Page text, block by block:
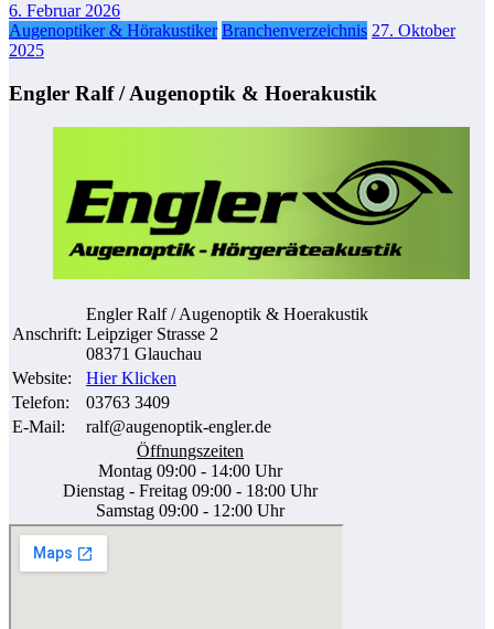
6. Februar 2026
Augenoptiker & Hörakustiker Branchenverzeichnis 27. Oktober
2025
Engler Ralf / Augenoptik & Hoerakustik
Anschrift:
Engler Ralf / Augenoptik & Hoerakustik
Leipziger Strasse 2
08371 Glauchau
Website:
Hier Klicken
Telefon:
03763 3409
E-Mail:
ralf@augenoptik-engler.de
Öffnungszeiten
Montag 09:00 - 14:00 Uhr
Dienstag - Freitag 09:00 - 18:00 Uhr
Samstag 09:00 - 12:00 Uhr